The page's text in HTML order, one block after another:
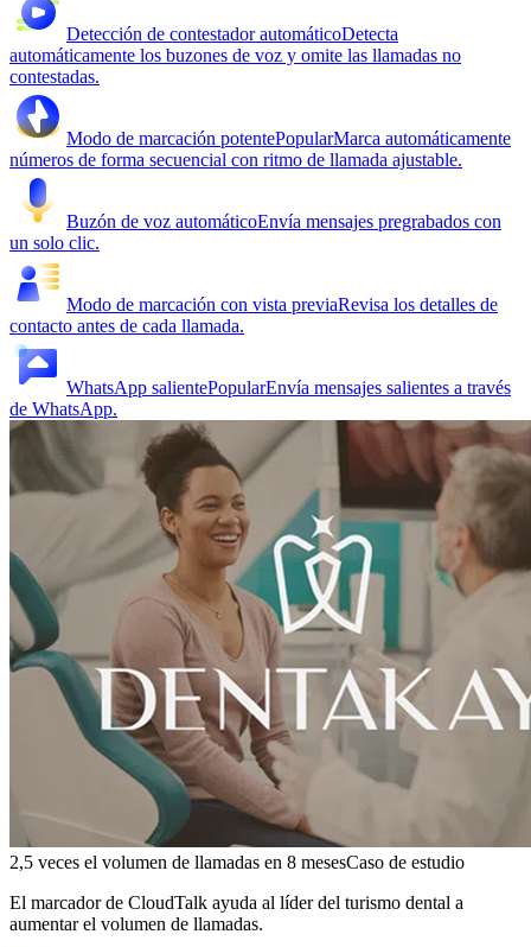
Detección de contestador automáticoDetecta
automáticamente los buzones de voz y omite las llamadas no
contestadas.
Modo de marcación potentePopularMarca automáticamente
números de forma secuencial con ritmo de llamada ajustable.
Buzón de voz automáticoEnvía mensajes pregrabados con
un solo clic.
Modo de marcación con vista previaRevisa los detalles de
contacto antes de cada llamada.
WhatsApp salientePopularEnvía mensajes salientes a través
de WhatsApp.
2,5 veces el volumen de llamadas en 8 mesesCaso de estudio
El marcador de CloudTalk ayuda al líder del turismo dental a
aumentar el volumen de llamadas.